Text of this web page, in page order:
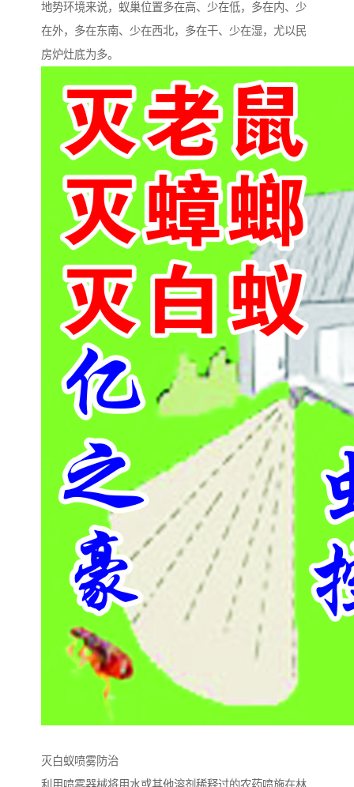
地势环境来说，蚁巢位置多在高、少在低，多在内、少
在外，多在东南、少在西北，多在干、少在湿，尤以民
房炉灶底为多。
灭白蚁喷雾防治